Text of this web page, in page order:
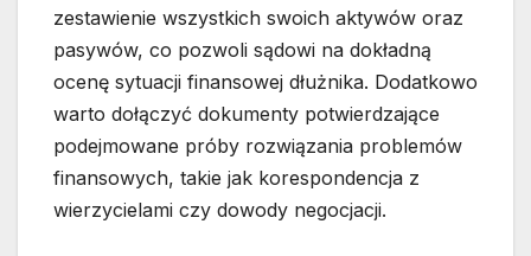
zestawienie wszystkich swoich aktywów oraz
pasywów, co pozwoli sądowi na dokładną
ocenę sytuacji finansowej dłużnika. Dodatkowo
warto dołączyć dokumenty potwierdzające
podejmowane próby rozwiązania problemów
finansowych, takie jak korespondencja z
wierzycielami czy dowody negocjacji.